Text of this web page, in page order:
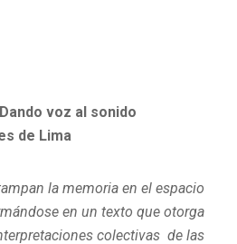
voz al sonido
de Lima
la memoria en el espacio
en un texto que otorga
colectivas de las